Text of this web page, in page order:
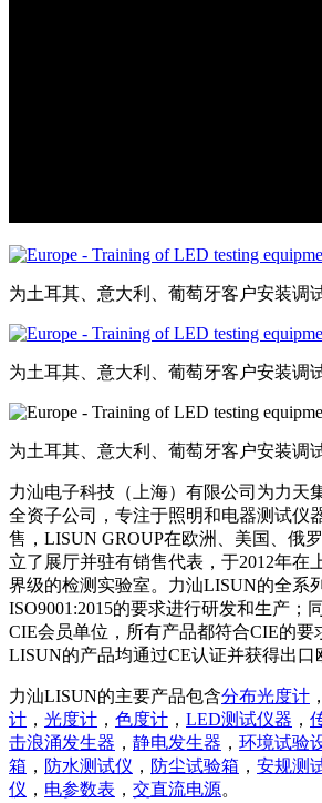
为土耳其、意大利、葡萄牙客户安装调
为土耳其、意大利、葡萄牙客户安装调
为土耳其、意大利、葡萄牙客户安装调
力汕电子科技（上海）有限公司为力天
全资子公司，专注于照明和电器测试仪
售，LISUN GROUP在欧洲、美国、俄
立了展厅并驻有销售代表，于2012年在
界级的检测实验室。力汕LISUN的全系
ISO9001:2015的要求进行研发和生产；
CIE会员单位，所有产品都符合CIE的要
LISUN的产品均通过CE认证并获得出口
力汕LISUN的主要产品包含分布光度计 ，
计 ， 光度计 ， 色度计 ， LED测试仪器 ，
击浪涌发生器 ， 静电发生器 ， 环境试验
箱 ， 防水测试仪 ， 防尘试验箱 ， 安规测
仪 ， 电参数表 ， 交直流电源。